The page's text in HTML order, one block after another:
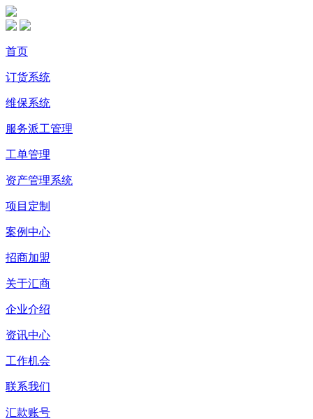
首页
订货系统
维保系统
服务派工管理
工单管理
资产管理系统
项目定制
案例中心
招商加盟
关于汇商
企业介绍
资讯中心
工作机会
联系我们
汇款账号